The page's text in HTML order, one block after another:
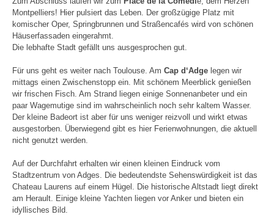
Montpelliers! Hier pulsiert das Leben. Der großzügige Platz mit
komischer Oper, Springbrunnen und Straßencafés wird von schönen
Häuserfassaden eingerahmt.
Die lebhafte Stadt gefällt uns ausgesprochen gut.
Für uns geht es weiter nach Toulouse. Am Cap d‘Adge legen wir
mittags einen Zwischenstopp ein. Mit schönem Meerblick genießen
wir frischen Fisch. Am Strand liegen einige Sonnenanbeter und ein
paar Wagemutige sind im wahrscheinlich noch sehr kaltem Wasser.
Der kleine Badeort ist aber für uns weniger reizvoll und wirkt etwas
ausgestorben. Überwiegend gibt es hier Ferienwohnungen, die aktuell
nicht genutzt werden.
Auf der Durchfahrt erhalten wir einen kleinen Eindruck vom
Stadtzentrum von Adges. Die bedeutendste Sehenswürdigkeit ist das
Chateau Laurens auf einem Hügel. Die historische Altstadt liegt direkt
am Herault. Einige kleine Yachten liegen vor Anker und bieten ein
idyllisches Bild.